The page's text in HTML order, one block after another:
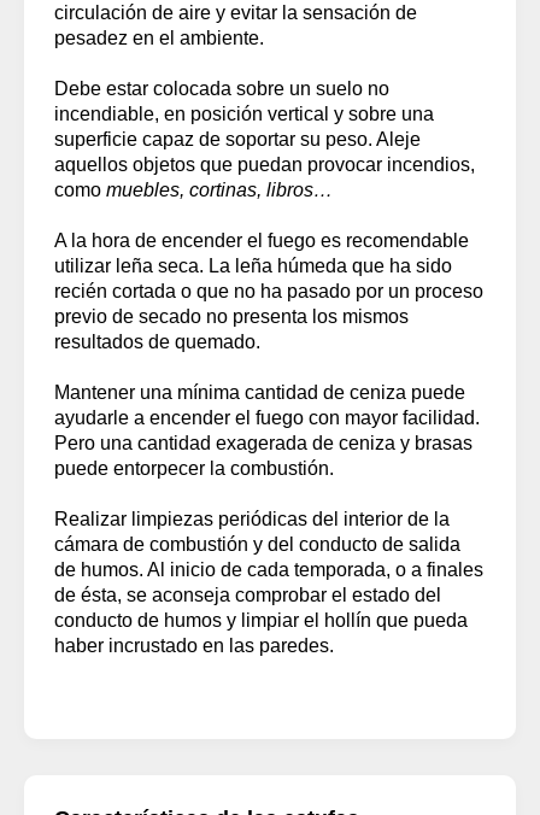
circulación de aire y evitar la sensación de
pesadez en el ambiente.
Debe estar colocada sobre un suelo no
incendiable, en posición vertical y sobre una
superficie capaz de soportar su peso. Aleje
aquellos objetos que puedan provocar incendios,
como muebles, cortinas, libros…
A la hora de encender el fuego es recomendable
utilizar leña seca. La leña húmeda que ha sido
recién cortada o que no ha pasado por un proceso
previo de secado no presenta los mismos
resultados de quemado.
Mantener una mínima cantidad de ceniza puede
ayudarle a encender el fuego con mayor facilidad.
Pero una cantidad exagerada de ceniza y brasas
puede entorpecer la combustión.
Realizar limpiezas periódicas del interior de la
cámara de combustión y del conducto de salida
de humos. Al inicio de cada temporada, o a finales
de ésta, se aconseja comprobar el estado del
conducto de humos y limpiar el hollín que pueda
haber incrustado en las paredes.